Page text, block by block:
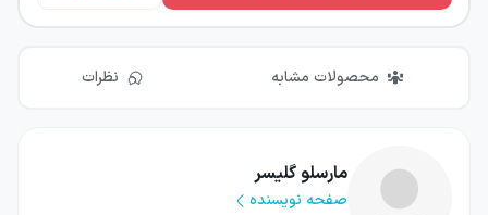
محصولات مشابه نظرات
مارسلو گلیسر
صفحه نویسنده